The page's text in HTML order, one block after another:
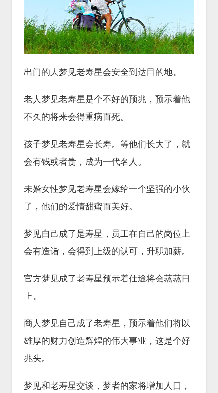
出门的人梦见老寿星会安全到达目的地。
老人梦见老寿星是个不好的预兆，预示着他
不久的将来会得重病而死。
孩子梦见老寿星会长寿。等他们长大了，就
会有钱或者贵，成为一代名人。
未婚女性梦见老寿星会嫁给一个坚强的小伙
子，他们的爱情甜蜜而美好。
梦见自己成了是寿星，员工在自己的岗位上
会有造诣，会得到上级的认可，升职加薪。
官方梦见成了老寿星预示着仕途将会蒸蒸日
上。
商人梦见自己成了老寿星，预示着他们将以
雄厚的财力创造辉煌的伟大事业，这是个好
兆头。
梦见和老寿星交谈，梦者的家将增加人口，